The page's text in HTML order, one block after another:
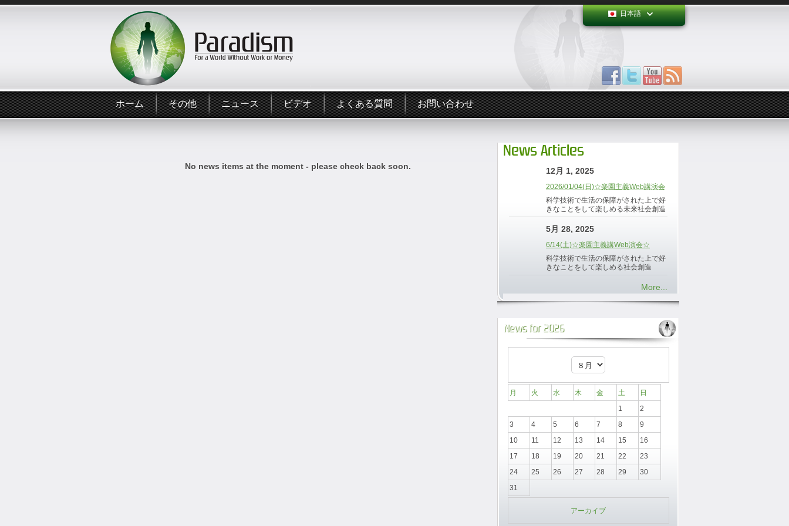
日本語
ホーム その他 ニュース ビデオ よくある質問 お問い合わせ
No news items at the moment - please check back soon.
News Articles
12月 1, 2025
2026/01/04(日)☆楽園主義Web講演会
科学技術で生活の保障がされた上で好
きなことをして楽しめる未来社会創造
5月 28, 2025
6/14(土)☆楽園主義講Web演会☆
科学技術で生活の保障がされた上で好
きなことをして楽しめる社会創造
More...
News for 2026
月 火 水 木 金 土
日
1
2
3
4 5 6 7 8
9
10
11 12 13 14 15
16
17
18 19 20 21 22
23
24
25 26 27 28 29
30
31
アーカイブ